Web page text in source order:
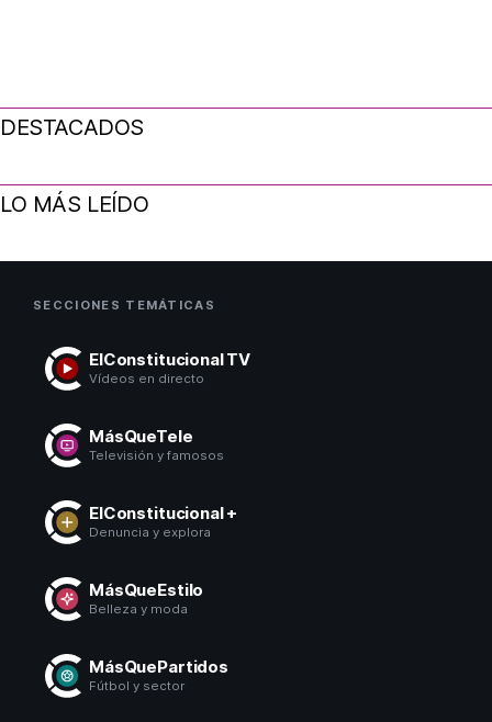
DESTACADOS
LO MÁS LEÍDO
SECCIONES TEMÁTICAS
ElConstitucional TV
Vídeos en directo
MásQueTele
Televisión y famosos
ElConstitucional +
Denuncia y explora
MásQueEstilo
Belleza y moda
MásQuePartidos
Fútbol y sector